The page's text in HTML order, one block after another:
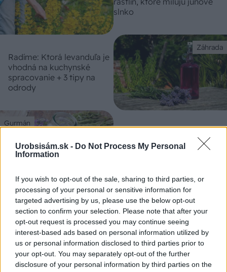
Urobsisám.sk - Do Not Process My Personal
Information
If you wish to opt-out of the sale, sharing to third parties, or
processing of your personal or sensitive information for
targeted advertising by us, please use the below opt-out
section to confirm your selection. Please note that after your
opt-out request is processed you may continue seeing
interest-based ads based on personal information utilized by
us or personal information disclosed to third parties prior to
your opt-out. You may separately opt-out of the further
disclosure of your personal information by third parties on the
slnko
Záhrada
Radíme: Ktorá levanduľa je
vhodná na kuchynské
spracovanie + 3 tipy na
odrody
Gurmán
Päť minút práce, vôňa na
celý rok: Návod na pravý
10 okrasných rastlín, ktoré
môžeme rezať v marci: Ako
správne na ich predjarný